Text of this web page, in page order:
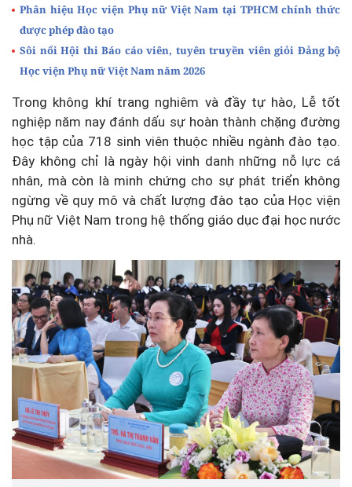
Phân hiệu Học viện Phụ nữ Việt Nam tại TPHCM chính thức
được phép đào tạo
Sôi nổi Hội thi Báo cáo viên, tuyên truyền viên giỏi Đảng bộ
Học viện Phụ nữ Việt Nam năm 2026
Trong không khí trang nghiêm và đầy tự hào, Lễ tốt
nghiệp năm nay đánh dấu sự hoàn thành chặng đường
học tập của 718 sinh viên thuộc nhiều ngành đào tạo.
Đây không chỉ là ngày hội vinh danh những nỗ lực cá
nhân, mà còn là minh chứng cho sự phát triển không
ngừng về quy mô và chất lượng đào tạo của Học viện
Phụ nữ Việt Nam trong hệ thống giáo dục đại học nước
nhà.